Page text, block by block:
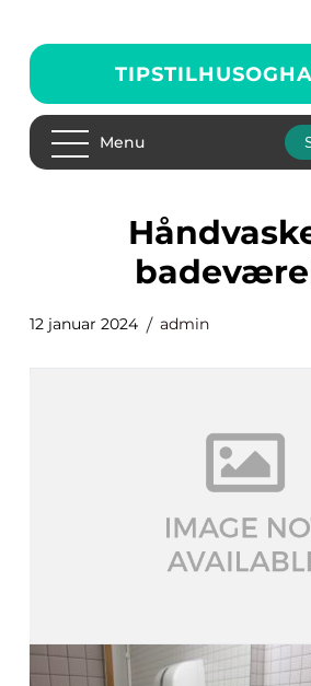
Menu
håndvaske til
12 januar 2024 admin